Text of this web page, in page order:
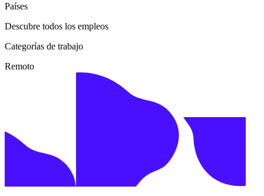
Países
Descubre todos los empleos
Categorías de trabajo
Remoto